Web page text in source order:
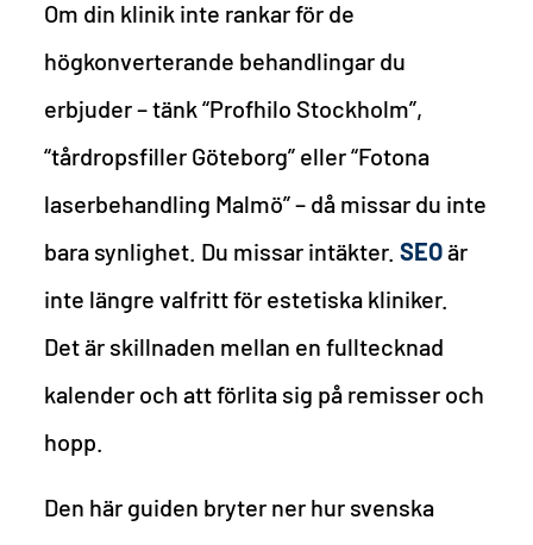
Om din klinik inte rankar för de
högkonverterande behandlingar du
erbjuder – tänk “Profhilo Stockholm”,
“tårdropsfiller Göteborg” eller “Fotona
laserbehandling Malmö” – då missar du inte
bara synlighet. Du missar intäkter.SEOär
inte längre valfritt för estetiska kliniker.
Det är skillnaden mellan en fulltecknad
kalender och att förlita sig på remisser och
hopp.
Den här guiden bryter ner hur svenska